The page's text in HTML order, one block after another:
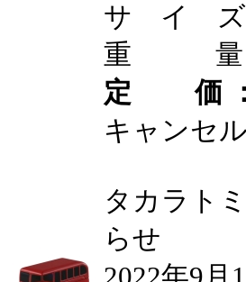
サ イ ズ
重 量
定 価 ：
キャンセ
タカラト
らせ